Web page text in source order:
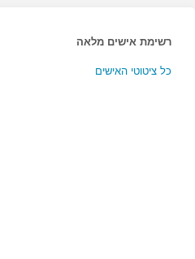
רשימת אישים מלאה
כל ציטוטי האישים